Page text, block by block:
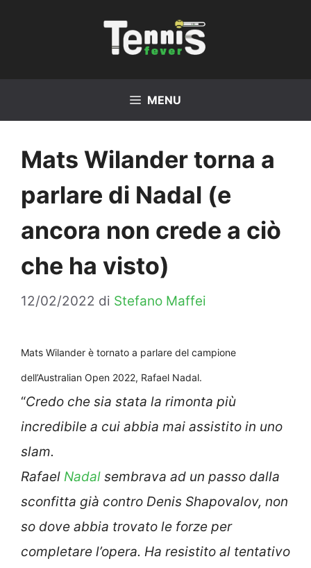
MENU
Mats Wilander torna a
parlare di Nadal (e
ancora non crede a ciò
che ha visto)
12/02/2022 di Stefano Maffei
Mats Wilander è tornato a parlare del campione
dell’Australian Open 2022, Rafael Nadal.
“Credo che sia stata la rimonta più
incredibile a cui abbia mai assistito in uno
slam.
Rafael Nadal sembrava ad un passo dalla
sconfitta già contro Denis Shapovalov, non
so dove abbia trovato le forze per
completare l’opera. Ha resistito al tentativo